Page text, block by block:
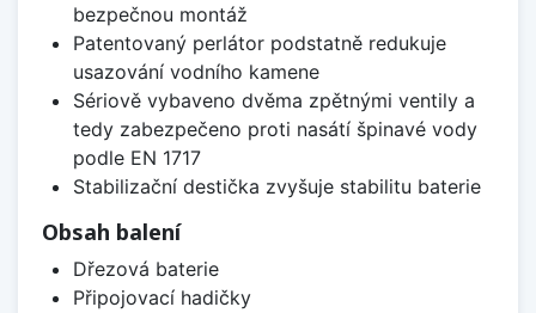
bezpečnou montáž
Patentovaný perlátor podstatně redukuje
usazování vodního kamene
Sériově vybaveno dvěma zpětnými ventily a
tedy zabezpečeno proti nasátí špinavé vody
podle EN 1717
Stabilizační destička zvyšuje stabilitu baterie
Obsah balení
Dřezová baterie
Připojovací hadičky